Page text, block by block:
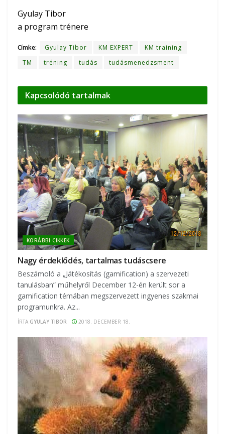
Gyulay Tibor
a program trénere
Címke: Gyulay Tibor KM EXPERT
KM training
TM
tréning tudás tudásmenedzsment
Kapcsolódó tartalmak
KORÁBBI CIKKEK
Nagy érdeklődés, tartalmas tudáscsere
Beszámoló a „Játékosítás (gamification) a szervezeti
tanulásban” műhelyről December 12-én került sor a
gamification témában megszervezett ingyenes szakmai
programunkra. Az...
ÍRTA GYULAY TIBOR 2018. DECEMBER 18.